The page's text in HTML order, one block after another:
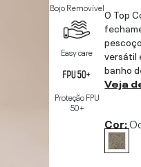
Bojo Removível
Easy care
Proteção FPU
50+
O Top
versátil
banho
Veja
Cor: